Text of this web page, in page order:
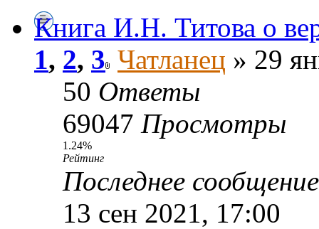
Книга И.Н. Титова о
1, 2, 3 Чатланец » 29
50 Ответы
69047 Просмотры
1.24%
Рейтинг
Последнее
13 сен 2021, 17:00